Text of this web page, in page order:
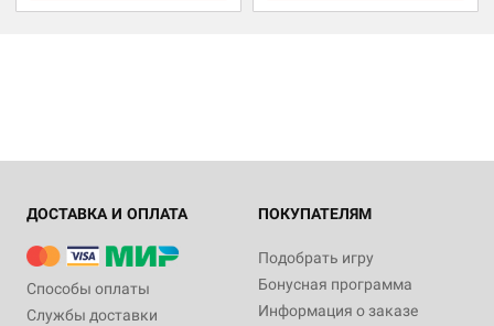
ДОСТАВКА И ОПЛАТА
Способы оплаты
Службы доставки
ПОКУПАТЕЛЯМ
Подобрать игру
Бонусная программа
Информация о заказе